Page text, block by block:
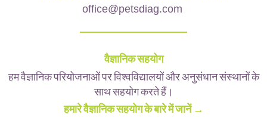
office@petsdiag.com
वैज्ञानिक सहयोग
हम वैज्ञानिक परियोजनाओं पर विश्वविद्यालयों और अनुसंधान संस्थानों के
साथ सहयोग करते हैं।
हमारे वैज्ञानिक सहयोग के बारे में जानें →